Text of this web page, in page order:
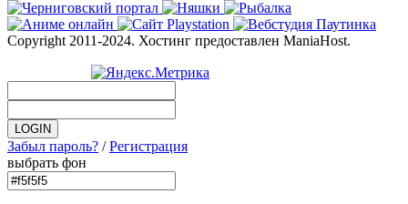
Copyright 2011-2024. Хостинг предоставлен ManiaHost.
Забыл пароль? /Регистрация
выбрать фон